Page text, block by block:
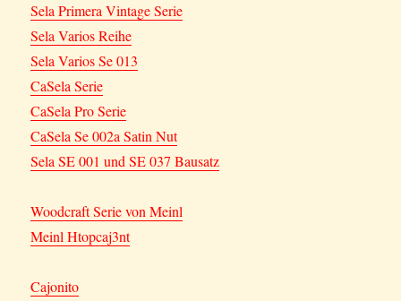
Sela Primera Vintage Serie
Sela Varios Reihe
Sela Varios Se 013
CaSela Serie
CaSela Pro Serie
CaSela Se 002a Satin Nut
Sela SE 001 und SE 037 Bausatz
Woodcraft Serie von Meinl
Meinl Htopcaj3nt
Cajonito